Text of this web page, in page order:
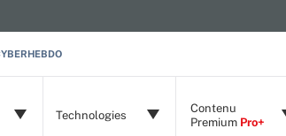
Technologies
Contenu
Premium Pro+